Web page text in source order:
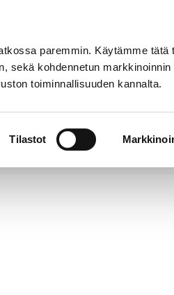
paremmin. Käytämme tätä
sekä kohdennetun markkinoinnin
toiminnallisuuden kannalta.
Tilastot